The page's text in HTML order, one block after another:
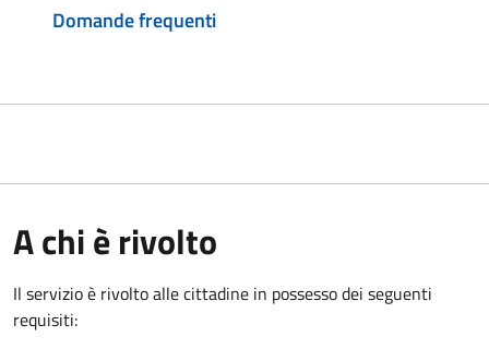
Domande frequenti
A chi è rivolto
Il servizio è rivolto alle cittadine in possesso dei seguenti
requisiti: